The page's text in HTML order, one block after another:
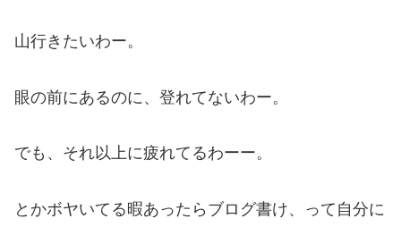
山行きたいわー。
眼の前にあるのに、登れてないわー。
でも、それ以上に疲れてるわーー。
とかボヤいてる暇あったらブログ書け、って自分に